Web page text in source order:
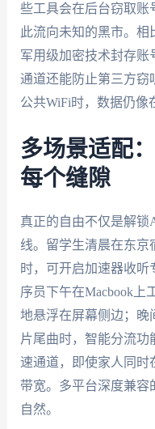
些工具会在后台窃取
此流向未知的黑市。相
军用级加密技术封存账
通道还能防止第三方窃
公共WiFi时，数据仍像
多场景适配
每个缝隙
真正的自由不仅是解锁
线。留学生清晨在东京
时，可开启加速器收
序员下午在Macbook上
地悬浮在屏幕侧边；晚
片尾曲时，智能分流
速通道，即使家人同时
带宽。多平台深度兼容
自然。